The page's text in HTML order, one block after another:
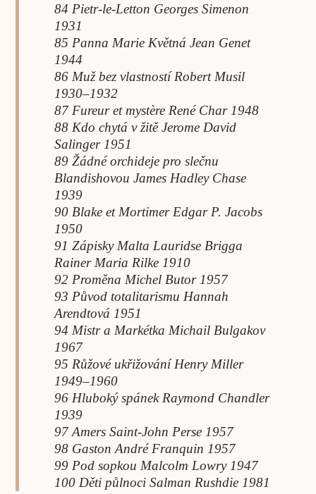
84 Pietr-le-Letton Georges Simenon
1931
85 Panna Marie Květná Jean Genet
1944
86 Muž bez vlastností Robert Musil
1930–1932
87 Fureur et mystère René Char 1948
88 Kdo chytá v žitě Jerome David
Salinger 1951
89 Žádné orchideje pro slečnu
Blandishovou James Hadley Chase
1939
90 Blake et Mortimer Edgar P. Jacobs
1950
91 Zápisky Malta Lauridse Brigga
Rainer Maria Rilke 1910
92 Proměna Michel Butor 1957
93 Původ totalitarismu Hannah
Arendtová 1951
94 Mistr a Markétka Michail Bulgakov
1967
95 Růžové ukřižování Henry Miller
1949–1960
96 Hluboký spánek Raymond Chandler
1939
97 Amers Saint-John Perse 1957
98 Gaston André Franquin 1957
99 Pod sopkou Malcolm Lowry 1947
100 Děti půlnoci Salman Rushdie 1981